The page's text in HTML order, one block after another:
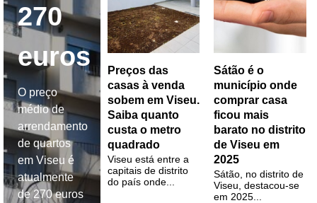
270
euros
O preço
médio de
arrendamento
de quartos
em Viseu é
atualmente
de 270 euros
Preços das
casas à venda
sobem em Viseu.
Saiba quanto
custa o metro
quadrado
Viseu está entre a
capitais de distrito
do país onde...
Sátão é o
município onde
comprar casa
ficou mais
barato no distrito
de Viseu em
2025
Sátão, no distrito de
Viseu, destacou-se
em 2025...